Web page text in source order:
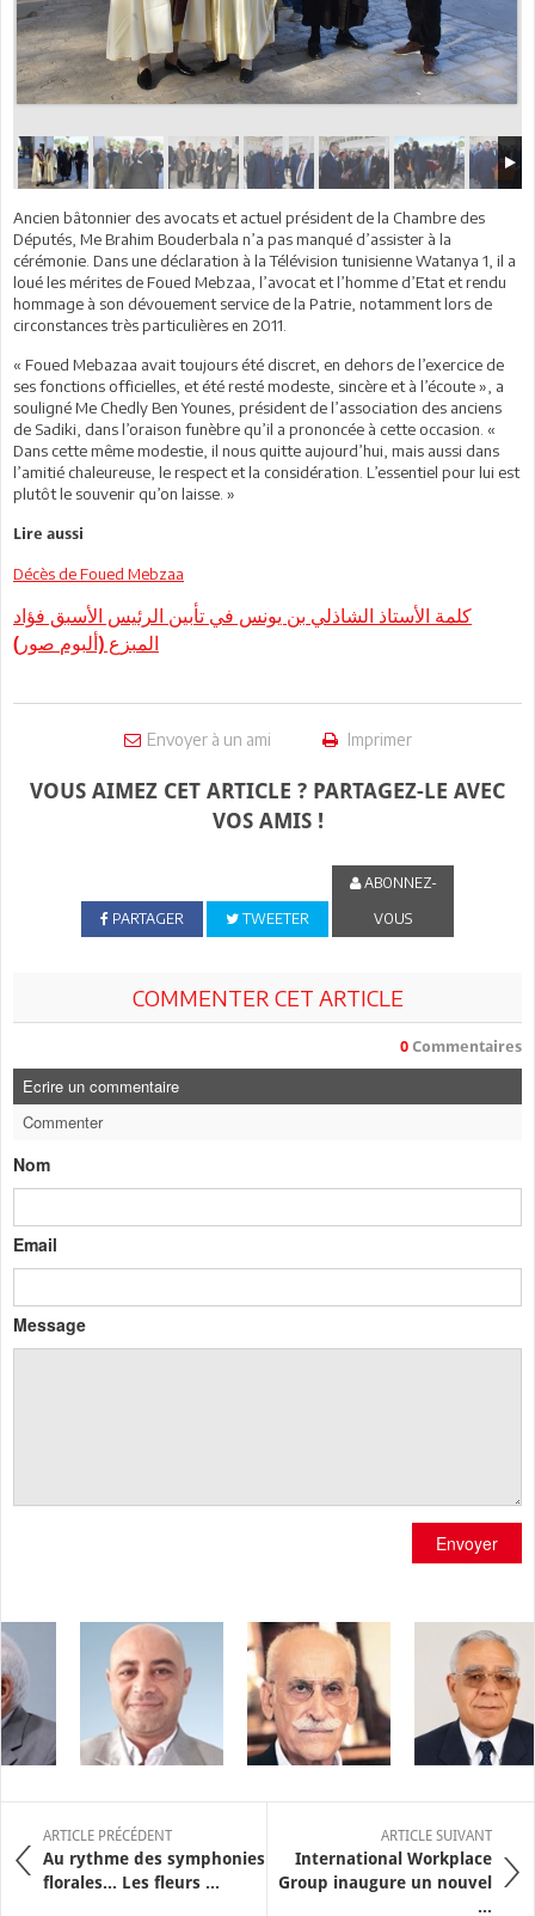
Ancien bâtonnier des avocats et actuel président de la Chambre des
Députés, Me Brahim Bouderbala n’a pas manqué d’assister à la
cérémonie. Dans une déclaration à la Télévision tunisienne Watanya 1, il a
loué les mérites de Foued Mebzaa, l’avocat et l’homme d’Etat et rendu
hommage à son dévouement service de la Patrie, notamment lors de
circonstances très particulières en 2011.
« Foued Mebazaa avait toujours été discret, en dehors de l’exercice de
ses fonctions officielles, et été resté modeste, sincère et à l’écoute », a
souligné Me Chedly Ben Younes, président de l’association des anciens
de Sadiki, dans l’oraison funèbre qu’il a prononcée à cette occasion. «
Dans cette même modestie, il nous quitte aujourd’hui, mais aussi dans
l’amitié chaleureuse, le respect et la considération. L’essentiel pour lui est
plutôt le souvenir qu’on laisse. »
Lire aussi
Décès de Foued Mebzaa
كلمة الأستاذ الشاذلي بن يونس في تأبين الرئيس الأسبق فؤاد
المبزع (ألبوم صور)
Envoyer à un ami Imprimer
VOUS AIMEZ CET ARTICLE ? PARTAGEZ-LE AVEC
VOS AMIS !
PARTAGER TWEETER
ABONNEZ-
VOUS
COMMENTER CET ARTICLE
0 Commentaires
Ecrire un commentaire
Commenter
Nom
Email
Message
Envoyer
ARTICLE PRÉCÉDENT
Au rythme des symphonies
florales… Les fleurs ...
ARTICLE SUIVANT
International Workplace
Group inaugure un nouvel
...